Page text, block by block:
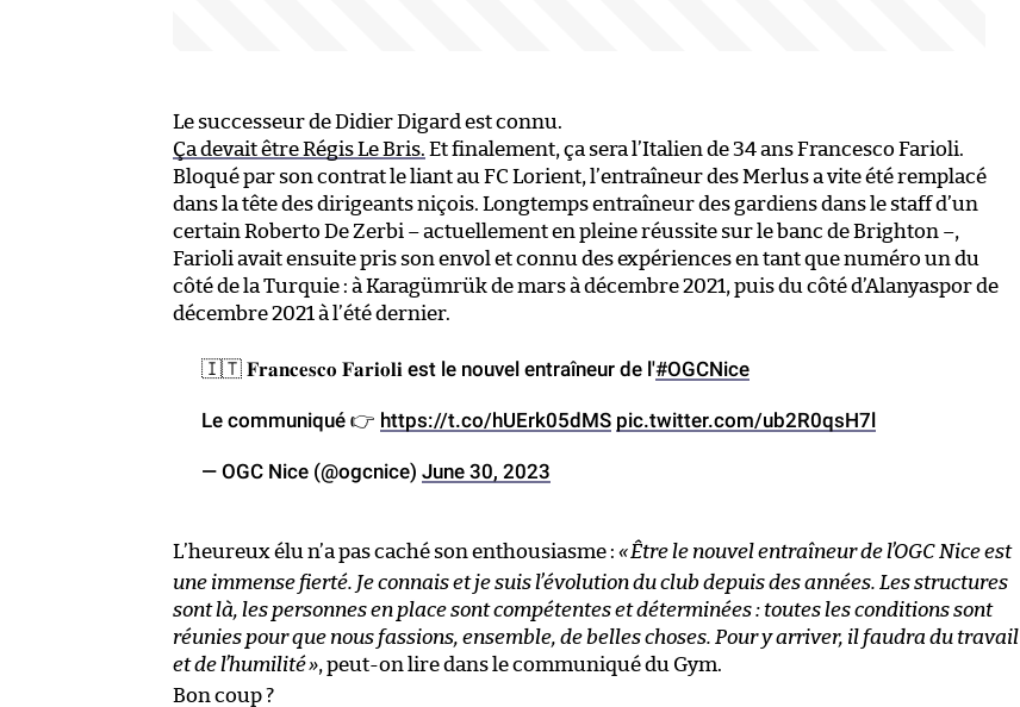
Le successeur de Didier Digard est connu.
Ça devait être Régis Le Bris. Et finalement, ça sera l’Italien de 34 ans Francesco Farioli.
Bloqué par son contrat le liant au FC Lorient, l’entraîneur des Merlus a vite été remplacé
dans la tête des dirigeants niçois. Longtemps entraîneur des gardiens dans le staff d’un
certain Roberto De Zerbi – actuellement en pleine réussite sur le banc de Brighton –,
Farioli avait ensuite pris son envol et connu des expériences en tant que numéro un du
côté de la Turquie : à Karagümrük de mars à décembre 2021, puis du côté d’Alanyaspor de
décembre 2021 à l’été dernier.
🇮🇹 𝐅𝐫𝐚𝐧𝐜𝐞𝐬𝐜𝐨 𝐅𝐚𝐫𝐢𝐨𝐥𝐢 est le nouvel entraîneur de l'#OGCNice
Le communiqué 👉 https://t.co/hUErk05dMS pic.twitter.com/ub2R0qsH7l
— OGC Nice (@ogcnice) June 30, 2023
L’heureux élu n’a pas caché son enthousiasme : «Être le nouvel entraîneur de l’OGC Nice est
une immense fierté. Je connais et je suis l’évolution du club depuis des années. Les structures
sont là, les personnes en place sont compétentes et déterminées : toutes les conditions sont
réunies pour que nous fassions, ensemble, de belles choses. Pour y arriver, il faudra du travail
et de l’humilité», peut-on lire dans le communiqué du Gym.
Bon coup ?